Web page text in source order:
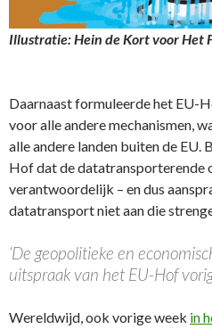
Illustratie: Hein de Kort voor Het
Daarnaast formuleerde het EU-
voor alle andere mechanismen,
alle andere landen buiten de
Hof dat de datatransporterende
verantwoordelijk – en dus
datatransport niet aan die
‘De geopolitieke en
uitspraak van het EU-Hof
Wereldwijd, ook vorige week in